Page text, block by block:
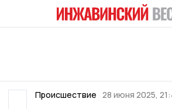
Происшествие 28 июня 2025,